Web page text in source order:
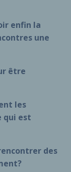
enfin la
une
être
les
qui est
des